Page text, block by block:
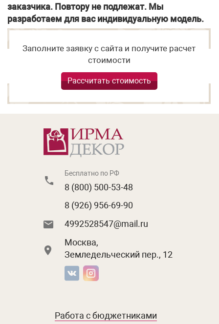
заказчика. Повтору не подлежат. Мы
разработаем для вас индивидуальную модель.
Заполните заявку с сайта и получите расчет
стоимости
Рассчитать стоимость
Бесплатно по РФ
8 (800) 500-53-48
8 (926) 956-69-90
4992528547@mail.ru
Москва,
Земледельческий пер., 12
Работа с бюджетниками